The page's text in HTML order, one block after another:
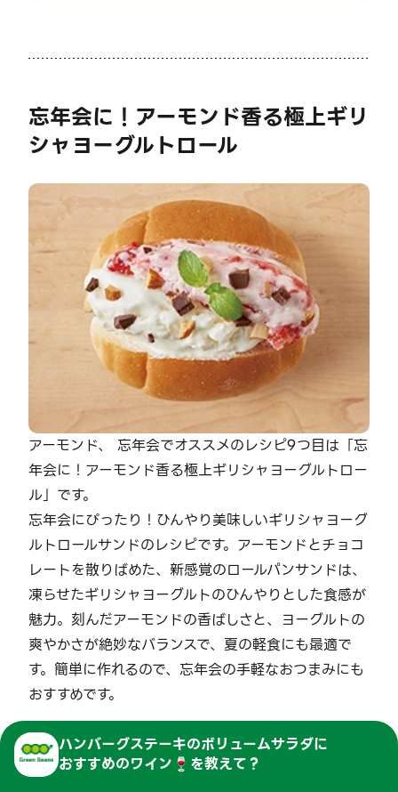
忘年会に！アーモンド香る極上ギリ
シャヨーグルトロール
アーモンド、 忘年会でオススメのレシピ9つ目は「忘
年会に！アーモンド香る極上ギリシャヨーグルトロー
ル」です。
忘年会にぴったり！ひんやり美味しいギリシャヨーグ
ルトロールサンドのレシピです。アーモンドとチョコ
レートを散りばめた、新感覚のロールパンサンドは、
凍らせたギリシャヨーグルトのひんやりとした食感が
魅力。刻んだアーモンドの香ばしさと、ヨーグルトの
爽やかさが絶妙なバランスで、夏の軽食にも最適で
す。簡単に作れるので、忘年会の手軽なおつまみにも
おすすめです。
人気記事
#じゃがいも 冷凍保存向け #豚バラ 大家族 作り置き
ハンバーグステーキのボリュームサラダに
おすすめのワイン🍷を教えて？